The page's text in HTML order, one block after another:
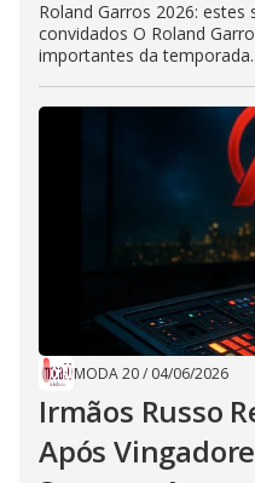
Roland Garros 2026:
convidados O Roland
importantes da
MODA 20/ 04/06/2026
Irmãos Russo
Após